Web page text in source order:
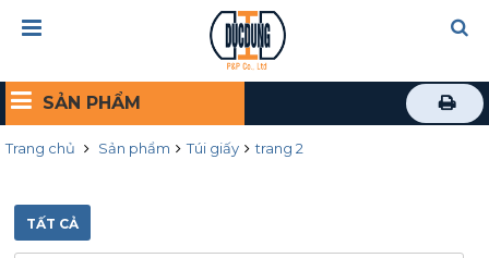
SẢN PHẨM
Trang chủ Sản phẩm Túi giấy trang 2
TẤT CẢ